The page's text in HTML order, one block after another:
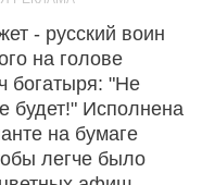
- русский воин
на голове
богатыря: "Не
будет!" Исполнена
на бумаге
легче было